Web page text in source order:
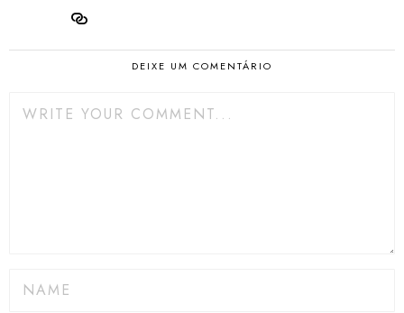
DEIXE UM COMENTÁRIO